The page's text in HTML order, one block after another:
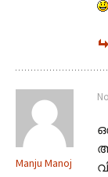
Manju Manoj